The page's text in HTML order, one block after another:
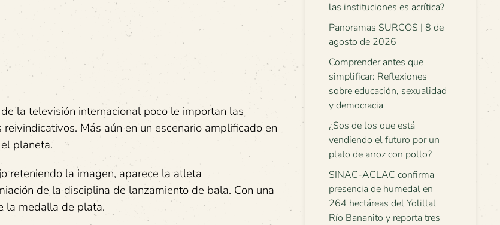
la televisión internacional poco le importan las
Más aún en un escenario amplificado en
planeta.
reteniendo la imagen, aparece la atleta
de la disciplina de lanzamiento de bala. Con una
la medalla de plata.
las instituciones es acrítica?
Panoramas SURCOS | 8 de
agosto de 2026
Comprender antes que
simplificar: Reflexiones
sobre educación, sexualidad
y democracia
¿Sos de los que está
vendiendo el futuro por un
plato de arroz con pollo?
SINAC-ACLAC confirma
presencia de humedal en
264 hectáreas del Yolillal
Río Bananito y reporta tres